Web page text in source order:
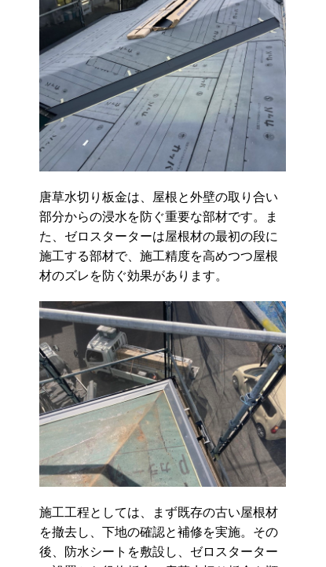
唐草水切り板金は、屋根と外壁の取り合い
部分からの浸水を防ぐ重要な部材です。ま
た、ゼロスターターは屋根材の最初の段に
施工する部材で、施工精度を高めつつ屋根
材のズレを防ぐ効果があります。
施工工程としては、まず既存の古い屋根材
を撤去し、下地の確認と補修を実施。その
後、防水シートを敷設し、ゼロスターター